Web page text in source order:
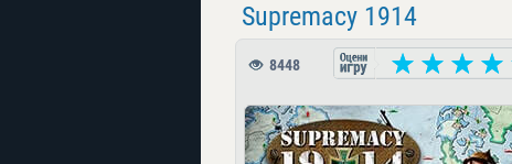
Supremacy 1914
8448